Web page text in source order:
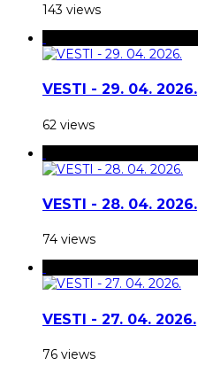
143 views
VESTI - 29. 04. 2026.
62 views
VESTI - 28. 04. 2026.
74 views
VESTI - 27. 04. 2026.
76 views